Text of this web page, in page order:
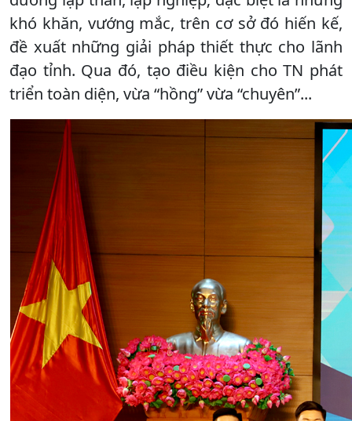
khó khăn, vướng mắc, trên cơ sở đó hiến kế,
đề xuất những giải pháp thiết thực cho lãnh
đạo tỉnh. Qua đó, tạo điều kiện cho TN phát
triển toàn diện, vừa “hồng” vừa “chuyên”...